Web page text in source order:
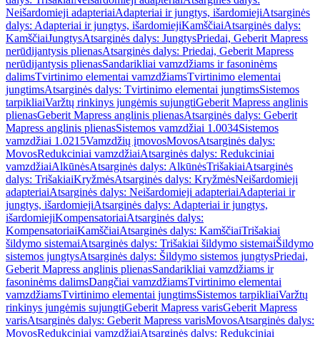
Neišardomieji adapteriaiAdapteriai ir jungtys, išardomiejiAtsarginės
dalys: Adapteriai ir jungtys, išardomiejiKamščiaiAtsarginės dalys:
KamščiaiJungtysAtsarginės dalys: JungtysPriedai, Geberit Mapress
nerūdijantysis plienasAtsarginės dalys: Priedai, Geberit Mapress
nerūdijantysis plienasSandarikliai vamzdžiams ir fasoninėms
dalimsTvirtinimo elementai vamzdžiamsTvirtinimo elementai
jungtimsAtsarginės dalys: Tvirtinimo elementai jungtimsSistemos
tarpikliaiVaržtų rinkinys jungėmis sujungtiGeberit Mapress anglinis
plienasGeberit Mapress anglinis plienasAtsarginės dalys: Geberit
Mapress anglinis plienasSistemos vamzdžiai 1.0034Sistemos
vamzdžiai 1.0215Vamzdžių įmovosMovosAtsarginės dalys:
MovosRedukciniai vamzdžiaiAtsarginės dalys: Redukciniai
vamzdžiaiAlkūnėsAtsarginės dalys: AlkūnėsTrišakiaiAtsarginės
dalys: TrišakiaiKryžmėsAtsarginės dalys: KryžmėsNeišardomieji
adapteriaiAtsarginės dalys: Neišardomieji adapteriaiAdapteriai ir
jungtys, išardomiejiAtsarginės dalys: Adapteriai ir jungtys,
išardomiejiKompensatoriaiAtsarginės dalys:
KompensatoriaiKamščiaiAtsarginės dalys: KamščiaiTrišakiai
šildymo sistemaiAtsarginės dalys: Trišakiai šildymo sistemaiŠildymo
sistemos jungtysAtsarginės dalys: Šildymo sistemos jungtysPriedai,
Geberit Mapress anglinis plienasSandarikliai vamzdžiams ir
fasoninėms dalimsDangčiai vamzdžiamsTvirtinimo elementai
vamzdžiamsTvirtinimo elementai jungtimsSistemos tarpikliaiVaržtų
rinkinys jungėmis sujungtiGeberit Mapress varisGeberit Mapress
varisAtsarginės dalys: Geberit Mapress varisMovosAtsarginės dalys:
MovosRedukciniai vamzdžiaiAtsarginės dalys: Redukciniai